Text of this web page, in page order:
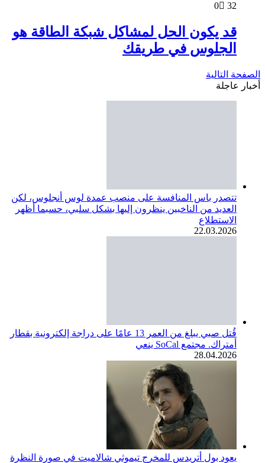
0
32
قد يكون الحل لمشاكل شبكة الطاقة هو
الجلوس في طريقك
الصفحة التالية
أخبار عاجلة
تتصدر باس المنافسة على منصب عمدة لوس أنجلوس، لكن
العديد من الناخبين ينظرون إليها بشكل سلبي، حسبما أظهر
الاستطلاع
22.03.2026
قُتل صبي يبلغ من العمر 13 عامًا على دراجة إلكترونية بقطار
أمتراك. مجتمع SoCal ينعي
28.04.2026
يعود بول أتريدس للمخرج تيموثي شالاميت في صورة النظرة